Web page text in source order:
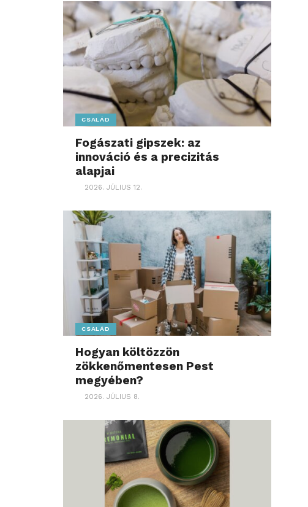
CSALÁD
Fogászati gipszek: az
innováció és a precizitás
alapjai
2026. JÚLIUS 12.
CSALÁD
Hogyan költözzön
zökkenőmentesen Pest
megyében?
2026. JÚLIUS 8.